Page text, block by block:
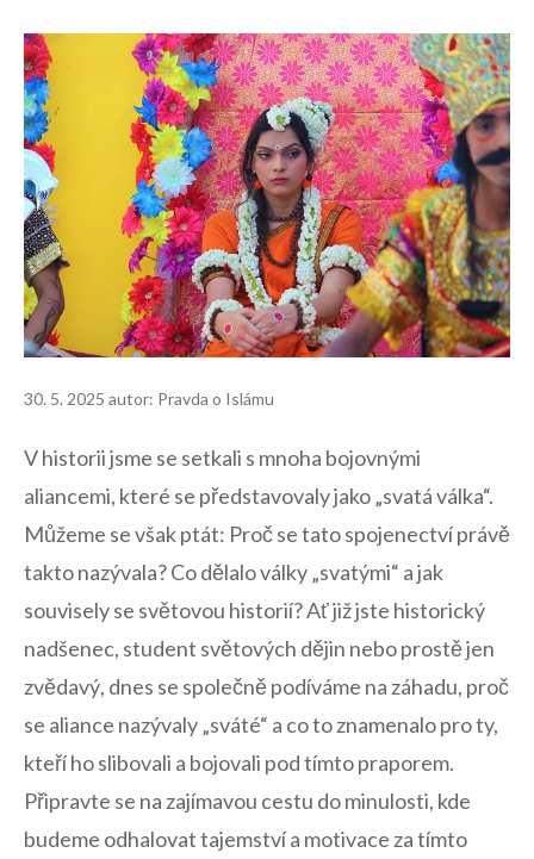
30. 5. 2025 autor: Pravda o Islámu
V historii jsme se setkali s mnoha bojovnými
aliancemi, které se představovaly jako „svatá válka“.
Můžeme se však ptát: Proč se tato spojenectví právě
takto nazývala? Co dělalo války „svatými“ a jak
souvisely se světovou historií? Ať již jste historický
nadšenec, student světových⁣ dějin nebo prostě jen⁣
zvědavý, dnes se společně podíváme na záhadu, proč
se aliance nazývaly „sváté“ a co to znamenalo pro ty,
kteří ho slibovali a bojovali pod tímto praporem.
Připravte se na zajímavou cestu do ​minulosti, kde
budeme odhalovat tajemství a motivace za tímto